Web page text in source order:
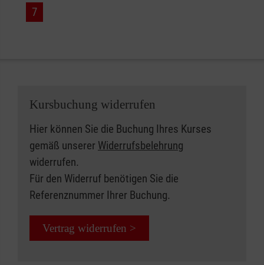
7
Kursbuchung widerrufen
Hier können Sie die Buchung Ihres Kurses
gemäß unserer Widerrufsbelehrung
widerrufen.
Für den Widerruf benötigen Sie die
Referenznummer Ihrer Buchung.
Vertrag widerrufen >